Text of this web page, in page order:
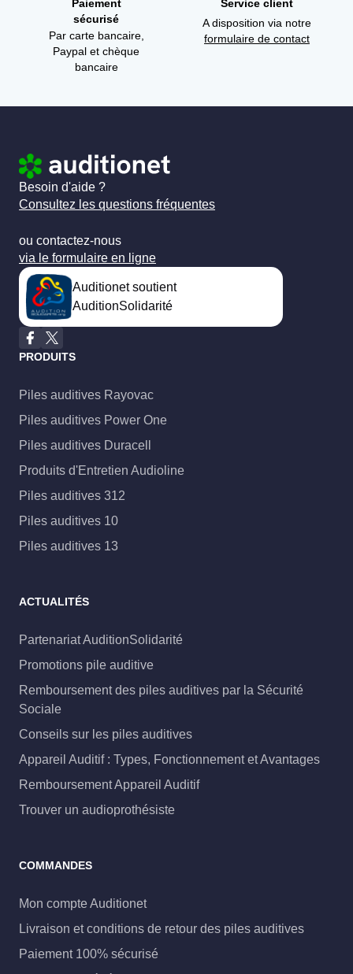
Paiement
sécurisé
Par carte bancaire,
Paypal et chèque
bancaire
Service client
A disposition via notre
formulaire de contact
Besoin d'aide ?
Consultez les questions fréquentes
ou contactez-nous
via le formulaire en ligne
Auditionet soutient
AuditionSolidarité
PRODUITS
Piles auditives Rayovac
Piles auditives Power One
Piles auditives Duracell
Produits d'Entretien Audioline
Piles auditives 312
Piles auditives 10
Piles auditives 13
ACTUALITÉS
Partenariat AuditionSolidarité
Promotions pile auditive
Remboursement des piles auditives par la Sécurité
Sociale
Conseils sur les piles auditives
Appareil Auditif : Types, Fonctionnement et Avantages
Remboursement Appareil Auditif
Trouver un audioprothésiste
COMMANDES
Mon compte Auditionet
Livraison et conditions de retour des piles auditives
Paiement 100% sécurisé